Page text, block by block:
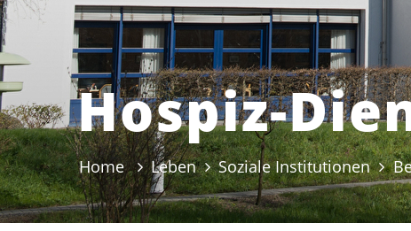
Hospiz-
Home Leben Soziale Institutionen